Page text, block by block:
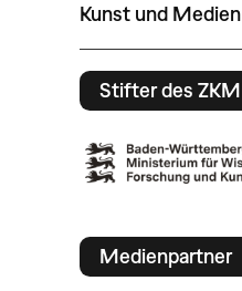
Kunst und Medien
Stifter des ZKM
Medienpartner